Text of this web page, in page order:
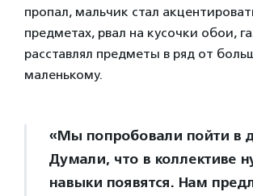
пропал, мальчик стал
предметах, рвал на кусочки обои,
расставлял предметы в ряд от
маленькому.
«Мы попробовали пойти в
Думали, что в коллективе
навыки появятся. Нам